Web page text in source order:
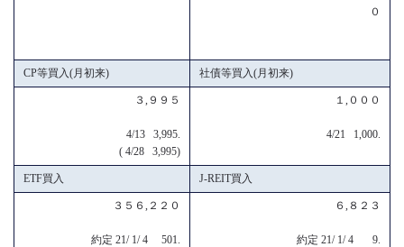
０
CP等買入(月初来) 社債等買入(月初来)
３,９９５
4/13 3,995.
( 4/28 3,995)
１,０００
4/21 1,000.
ETF買入 J-REIT買入
３５６,２２０
約定 21/ 1/ 4 501.
６,８２３
約定 21/ 1/ 4 9.